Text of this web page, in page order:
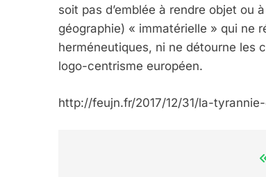
soit pas d’emblée à rendre objet ou
géographie) « immatérielle » qui ne
herméneutiques, ni ne détourne les
logo-centrisme européen.
http://feujn.fr/2017/12/31/la-
FIÈRE, DIGNE
Dvir
ISRAÉL JUDAISME